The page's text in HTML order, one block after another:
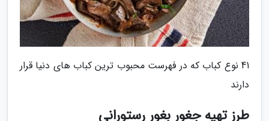
41 نوع کباب که در فهرست محبوب ترین کباب های دنیا قرار
دارند
طرز تهیه جغور بغور رستورانی